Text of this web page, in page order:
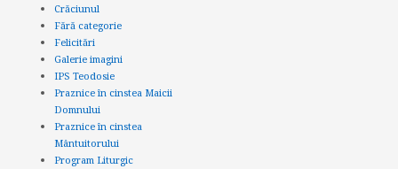
Crăciunul
Fără categorie
Felicitări
Galerie imagini
IPS Teodosie
Praznice în cinstea Maicii
Domnului
Praznice în cinstea
Mântuitorului
Program Liturgic